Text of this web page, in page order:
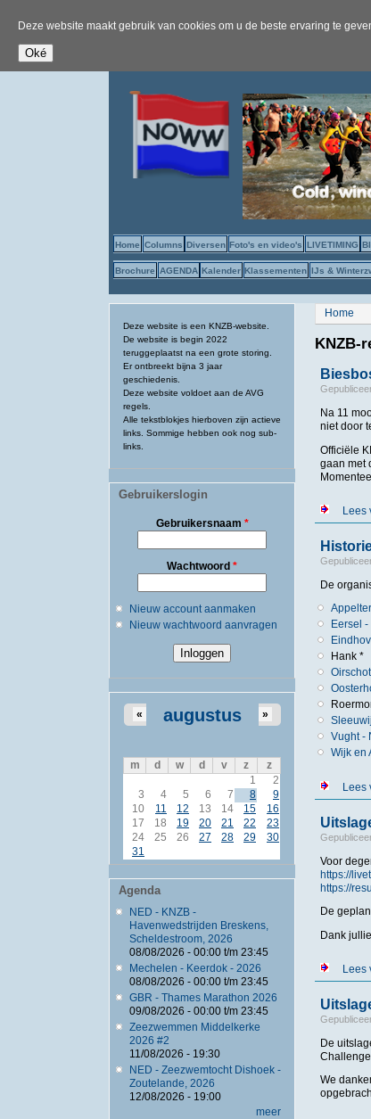
Deze website maakt gebruik van cookies om u de beste ervaring te
Home Columns Diversen Foto's en video's LIVETIMING
Brochure AGENDA Kalender Klassementen IJs &
Deze website is een KNZB-website.
De website is begin 2022
teruggeplaatst na een grote storing.
Er ontbreekt bijna 3 jaar
geschiedenis.
Deze website voldoet aan de AVG
regels.
Alle tekstblokjes hierboven zijn actieve
links. Sommige hebben ook nog sub-
links.
Gebruikerslogin
Gebruikersnaam *
Wachtwoord *
Nieuw account aanmaken
Nieuw wachtwoord aanvragen
augustus
« »
m d w d v z
z
1
2
3
4 5 6 7 8
9
10
11 12 13 14 15
16
17
18 19 20 21 22
23
24
25 26 27 28 29
30
31
Agenda
NED - KNZB -
Havenwedstrijden Breskens,
Scheldestroom, 2026
08/08/2026 - 00:00t/m 23:45
Mechelen - Keerdok - 2026
08/08/2026 - 00:00t/m 23:45
GBR - Thames Marathon 2026
09/08/2026 - 00:00t/m 23:45
Zeezwemmen Middelkerke
2026 #2
11/08/2026 - 19:30
NED - Zeezwemtocht Dishoek -
Zoutelande, 2026
12/08/2026 - 19:00
meer
U bent
Home
KNZB-
Na 11
niet door
Officiële
gaan met
Lees
De
Eersel -
Hank *
Vught -
Wijk en
Lees
Voor
https://
https://
De
Dank
Lees
De
We